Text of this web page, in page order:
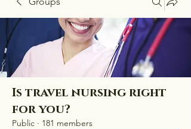
Is travel nursing right
for you?
Public · 181 members